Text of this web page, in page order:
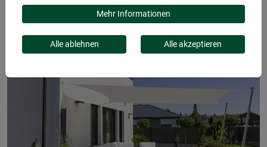
Mehr Informationen
Alle ablehnen Alle akzeptieren